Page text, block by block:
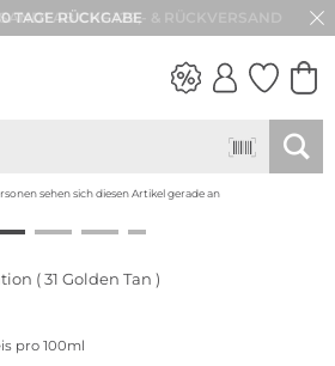
TAGE RÜCKGABE
sehen sich diesen Artikel gerade an
( 31 Golden Tan )
pro 100ml